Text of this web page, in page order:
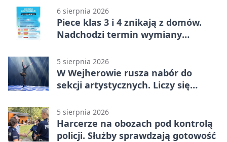
6 sierpnia 2026
Piece klas 3 i 4 znikają z domów.
Nadchodzi termin wymiany
5 sierpnia 2026
W Wejherowie rusza nabór do
sekcji artystycznych. Liczy się
5 sierpnia 2026
Harcerze na obozach pod kontrolą
policji. Służby sprawdzają gotowość